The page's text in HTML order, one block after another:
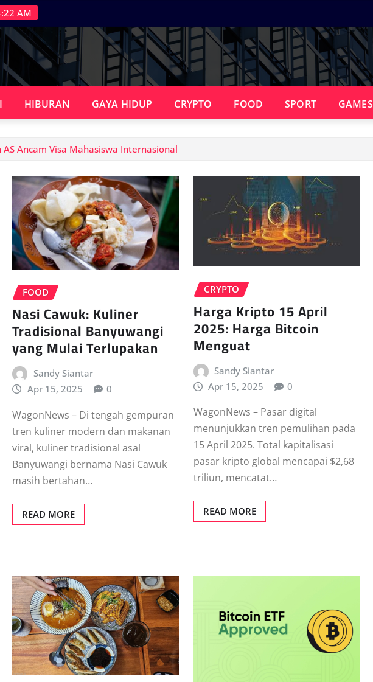
AM
HIBURAN GAYA HIDUP CRYPTO FOOD SPORT GAMES
Ancam Visa Mahasiswa Internasional
FOOD
Nasi Cawuk: Kuliner
Tradisional Banyuwangi
yang Mulai Terlupakan
Sandy Siantar
Apr 15, 2025
0
WagonNews – Di tengah gempuran
tren kuliner modern dan makanan
viral, kuliner tradisional asal
Banyuwangi bernama Nasi Cawuk
masih bertahan…
READ MORE
CRYPTO
Harga Kripto 15 April
2025: Harga Bitcoin
Menguat
Sandy Siantar
Apr 15, 2025
0
WagonNews – Pasar digital
menunjukkan tren pemulihan pada
15 April 2025. Total kapitalisasi
pasar kripto global mencapai $2,68
triliun, mencatat…
READ MORE